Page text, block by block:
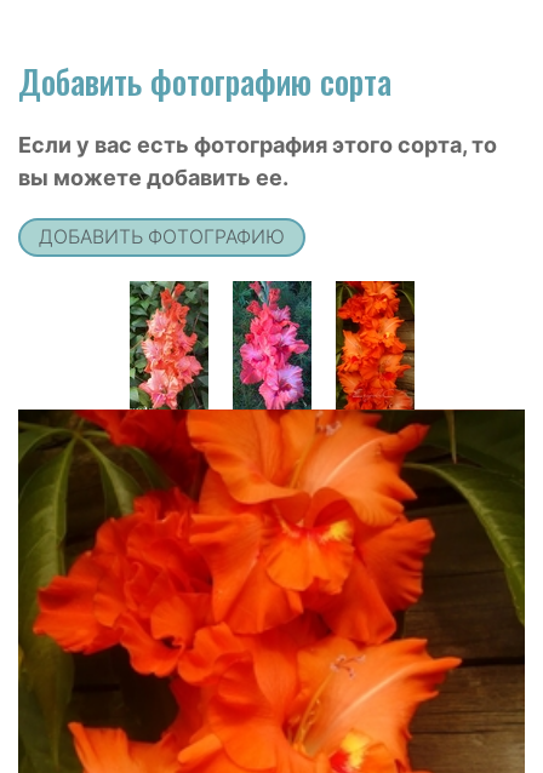
Добавить фотографию сорта
Если у вас есть фотография этого сорта, то
вы можете добавить ее.
ДОБАВИТЬ ФОТОГРАФИЮ